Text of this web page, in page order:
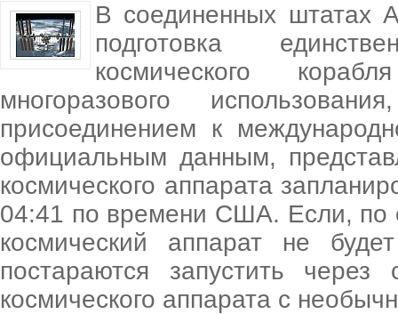
В соединенных штатах
подготовка
космического
многоразового
присоединением к
официальным данным,
космического аппарата
04:41 по времени США. Если, по
космический аппарат не
постараются запустить
космического аппарата с